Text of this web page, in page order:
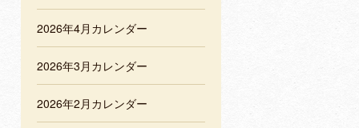
2026年4月カレンダー
2026年3月カレンダー
2026年2月カレンダー